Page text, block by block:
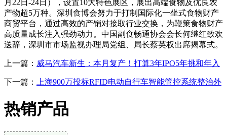
月22日-24日），设置10大特色展区，展出高端食物及优良农
产物超5万种。深圳食博会努力于打制国际化一坐式食物财产
商贸平台，通过高效的产销对接取行业交换，为鞭策食物财产
高质量成长注入强劲动力。中国副食畅通协会会长何继红致欢
送辞，深圳市市场监视办理局党组、局长蔡英权出席揭幕式。
上一篇： 威马汽车新生：本月复产！打算3年IPO5年挑和年入
下一篇： 上海900万投标RFID电动自行车智能管控系统整治外
热销产品